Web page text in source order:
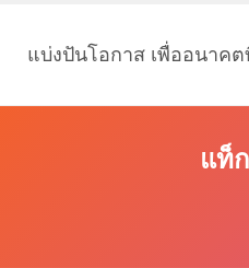
แบ่งปันโอกาส เพื่ออนาค
แท็